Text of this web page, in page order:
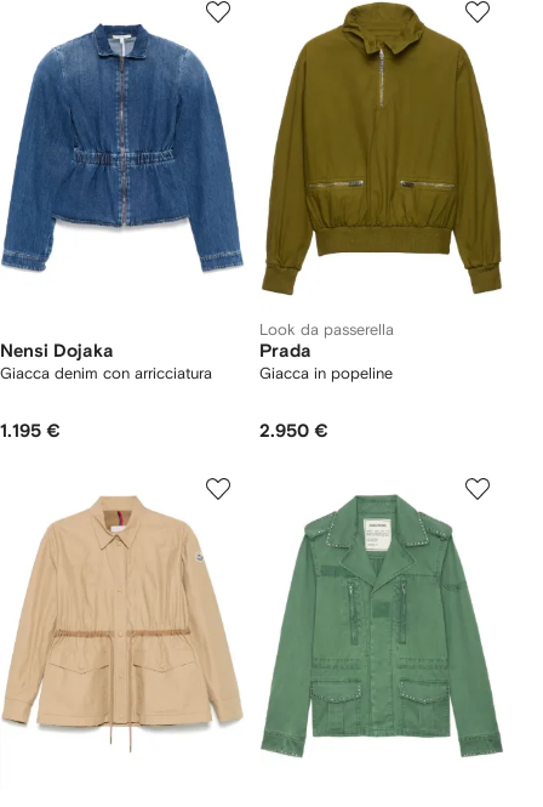
Nensi Dojaka
Giacca denim con arricciatura
1.195 €
Look da passerella
Prada
Giacca in popeline
2.950 €